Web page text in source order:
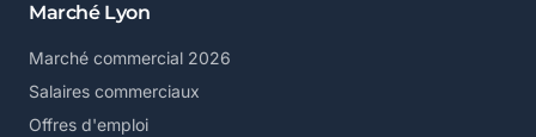
Marché Lyon
Marché commercial 2026
Salaires commerciaux
Offres d'emploi